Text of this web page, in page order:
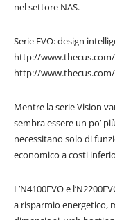
nel settore NAS.
Serie EVO: design
http://
http://
Mentre la serie Vision
sembra essere un po’
necessitano solo di
economico a costi
L’N4100EVO e
a risparmio energetico,